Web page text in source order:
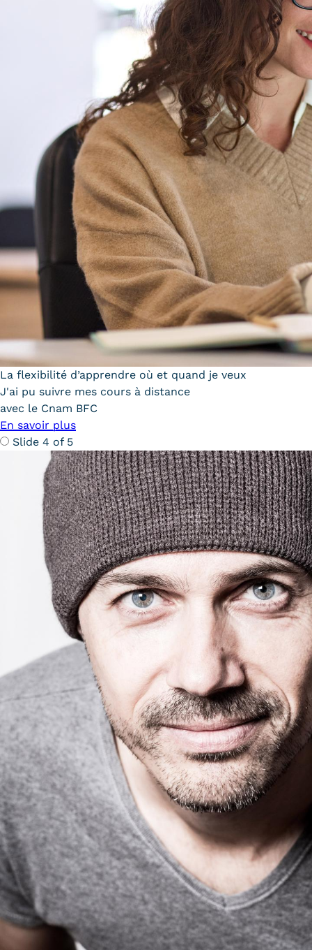
Modalités d'inscription
Modalités de financement
Infos entreprises
Former ses salariés
Accueillir un alternant ?
Taxe d'apprentissage
Infos enseignants
Être enseignant au Cnam
Infos partenaires
Liste des partenaires
Communication
Kits communications Cnam
Prospect
Fiche contact salons, forums,
JPO
La flexibilité d’apprendre où et quand je veux
J'ai pu suivre mes cours à distance
avec le Cnam BFC
En savoir plus
Slide 4 of 5